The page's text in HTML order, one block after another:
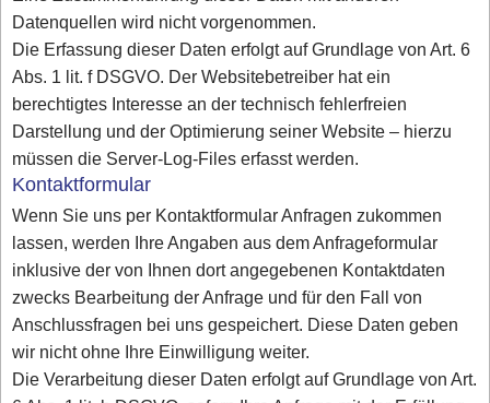
Datenquellen wird nicht vorgenommen.
Die Erfassung dieser Daten erfolgt auf Grundlage von Art. 6
Abs. 1 lit. f DSGVO. Der Websitebetreiber hat ein
berechtigtes Interesse an der technisch fehlerfreien
Darstellung und der Optimierung seiner Website – hierzu
müssen die Server-Log-Files erfasst werden.
Kontaktformular
Wenn Sie uns per Kontaktformular Anfragen zukommen
lassen, werden Ihre Angaben aus dem Anfrageformular
inklusive der von Ihnen dort angegebenen Kontaktdaten
zwecks Bearbeitung der Anfrage und für den Fall von
Anschlussfragen bei uns gespeichert. Diese Daten geben
wir nicht ohne Ihre Einwilligung weiter.
Die Verarbeitung dieser Daten erfolgt auf Grundlage von Art.